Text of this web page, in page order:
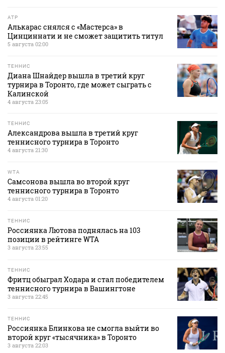
ATP
Алькарас снялся с «Мастерса» в
Цинциннати и не сможет защитить титул
5 августа 02:00
ТЕННИС
Диана Шнайдер вышла в третий круг
турнира в Торонто, где может сыграть с
Калинской
4 августа 23:05
ТЕННИС
Александрова вышла в третий круг
теннисного турнира в Торонто
4 августа 21:30
WTA
Самсонова вышла во второй круг
теннисного турнира в Торонто
4 августа 01:20
ТЕННИС
Россиянка Лютова поднялась на 103
позиции в рейтинге WTA
3 августа 23:55
ТЕННИС
Фритц обыграл Ходара и стал победителем
теннисного турнира в Вашингтоне
3 августа 22:45
ТЕННИС
Россиянка Блинкова не смогла выйти во
второй круг «тысячника» в Торонто
3 августа 22:03